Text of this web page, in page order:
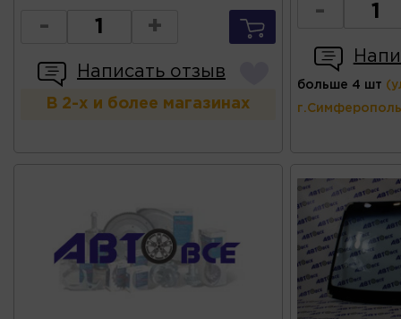
- +
Написать отзыв
В 2-х и более магазинах
-
больше 4 шт